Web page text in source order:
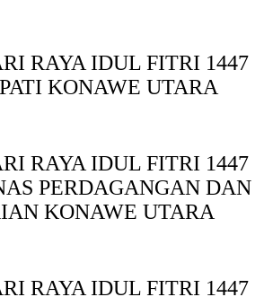
RAYA IDUL FITRI 1447
KONAWE UTARA
RAYA IDUL FITRI 1447
PERDAGANGAN DAN
KONAWE UTARA
RAYA IDUL FITRI 1447